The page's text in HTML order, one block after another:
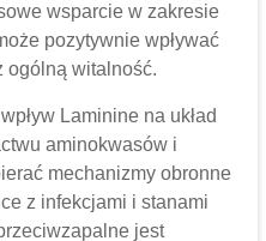
wsparcie w zakresie
pozytywnie wpływać
ogólną witalność.
Laminine na układ
aminokwasów i
mechanizmy obronne
z infekcjami i stanami
jest